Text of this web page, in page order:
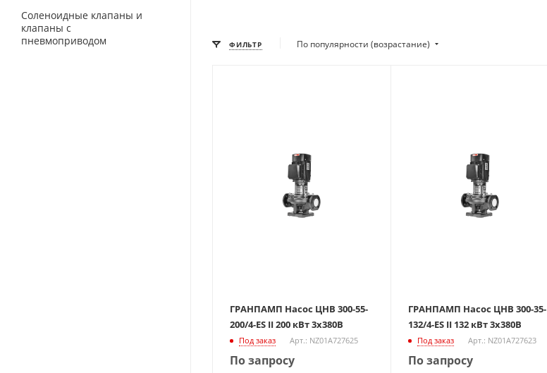
Соленоидные клапаны и
клапаны с
пневмоприводом
ФИЛЬТР По популярности (возрастание)
ГРАНПАМП Насос ЦНВ 300-55-
200/4-ES II 200 кВт 3х380В
Под заказ Арт.: NZ01A727625
По запросу
ГРАНПАМП Насос ЦНВ 300-35-
132/4-ES II 132 кВт 3х380В
Под заказ Арт.: NZ01A727623
По запросу